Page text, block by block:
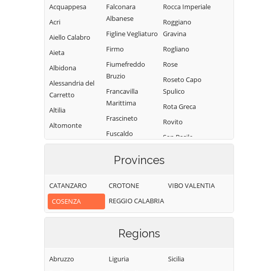
Acquappesa
Acri
Aiello Calabro
Aieta
Albidona
Alessandria del
Carretto
Altilia
Altomonte
Amantea
Belmonte
Calabro
Belsito
Bianchi
Falconara
Albanese
Figline Vegliaturo
Firmo
Fiumefreddo
Bruzio
Francavilla
Marittima
Frascineto
Fuscaldo
Grisolia
Piemontese
Lago
Laino Castello
Rocca Imperiale
Roggiano
Gravina
Rogliano
Rose
Roseto Capo
Spulico
Rota Greca
Rovito
San Basile
Ullano
Albanese
San Demetrio
Corone
San Fili
Provinces
CATANZARO
COSENZA
CROTONE
REGGIO CALABRIA
VIBO VALENTIA
Regions
Abruzzo
Liguria
Sicilia